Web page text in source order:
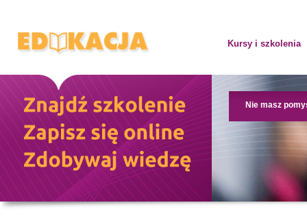
Kursy i szkolenia
Nie masz